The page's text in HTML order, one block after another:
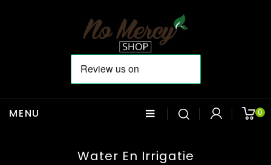
0
MENU
Water En Irrigatie